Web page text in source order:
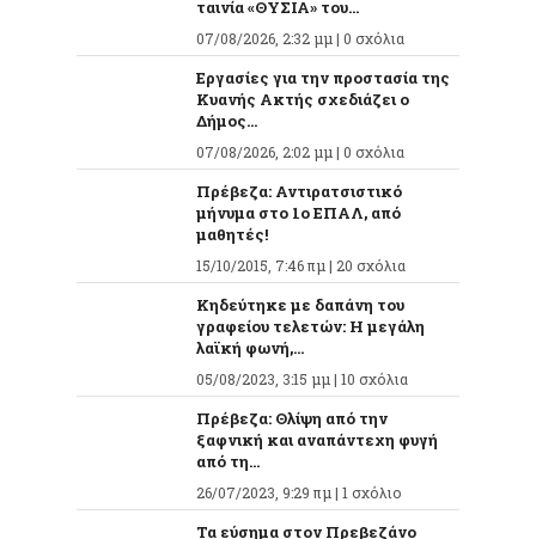
ταινία «ΘΥΣΙΑ» του...
07/08/2026, 2:32 μμ | 0 σχόλια
Εργασίες για την προστασία της
Κυανής Ακτής σχεδιάζει ο
Δήμος...
07/08/2026, 2:02 μμ | 0 σχόλια
Πρέβεζα: Αντιρατσιστικό
μήνυμα στο 1ο ΕΠΑΛ, από
μαθητές!
15/10/2015, 7:46 πμ | 20 σχόλια
Κηδεύτηκε με δαπάνη του
γραφείου τελετών: Η μεγάλη
λαϊκή φωνή,...
05/08/2023, 3:15 μμ | 10 σχόλια
Πρέβεζα: Θλίψη από την
ξαφνική και αναπάντεχη φυγή
από τη...
26/07/2023, 9:29 πμ | 1 σχόλιο
Τα εύσημα στον Πρεβεζάνο